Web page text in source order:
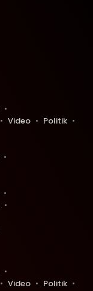
Video
Politik
Video
Politik